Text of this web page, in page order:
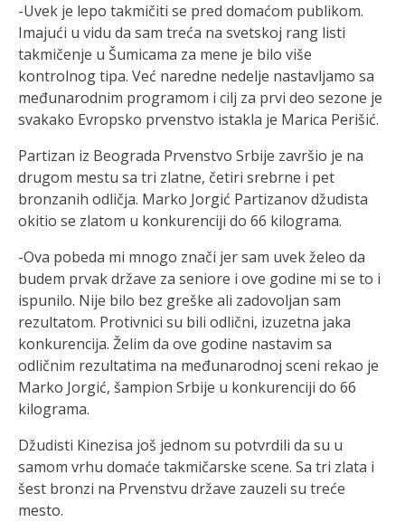
-Uvek je lepo takmičiti se pred domaćom publikom.
Imajući u vidu da sam treća na svetskoj rang listi
takmičenje u Šumicama za mene je bilo više
kontrolnog tipa. Već naredne nedelje nastavljamo sa
međunarodnim programom i cilj za prvi deo sezone je
svakako Evropsko prvenstvo istakla je Marica Perišić.
Partizan iz Beograda Prvenstvo Srbije završio je na
drugom mestu sa tri zlatne, četiri srebrne i pet
bronzanih odličja. Marko Jorgić Partizanov džudista
okitio se zlatom u konkurenciji do 66 kilograma.
-Ova pobeda mi mnogo znači jer sam uvek želeo da
budem prvak države za seniore i ove godine mi se to i
ispunilo. Nije bilo bez greške ali zadovoljan sam
rezultatom. Protivnici su bili odlični, izuzetna jaka
konkurencija. Želim da ove godine nastavim sa
odličnim rezultatima na međunarodnoj sceni rekao je
Marko Jorgić, šampion Srbije u konkurenciji do 66
kilograma.
Džudisti Kinezisa još jednom su potvrdili da su u
samom vrhu domaće takmičarske scene. Sa tri zlata i
šest bronzi na Prvenstvu države zauzeli su treće
mesto.